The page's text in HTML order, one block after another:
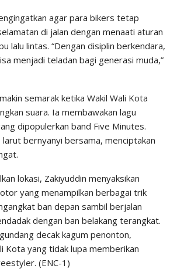
agar para bikers tetap
di jalan dengan menaati aturan
lalu lintas. “Dengan disiplin berkendara,
menjadi teladan bagi generasi muda,”
semarak ketika Wakil Wali Kota
suara. Ia membawakan lagu
dipopulerkan band Five Minutes.
larut bernyanyi bersama, menciptakan
lokasi, Zakiyuddin menyaksikan
yang menampilkan berbagai trik
ban depan sambil berjalan
dengan ban belakang terangkat.
decak kagum penonton,
Kota yang tidak lupa memberikan
(ENC-1)